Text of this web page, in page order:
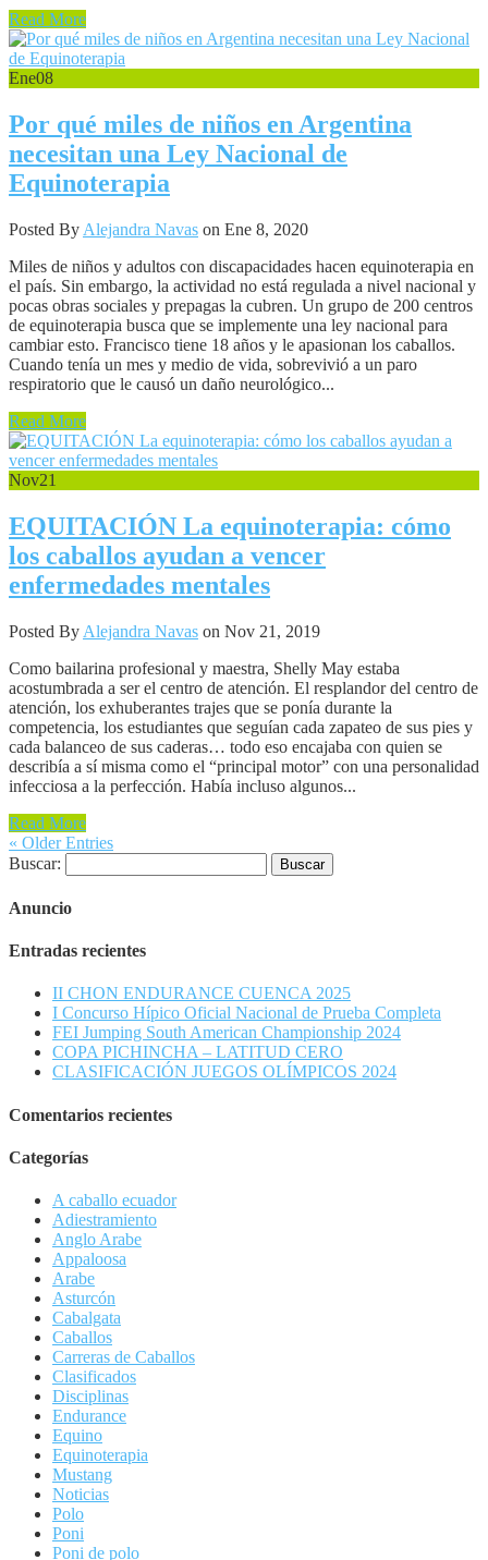
Read More
Ene08
Por qué miles de niños en Argentina
necesitan una Ley Nacional de
Equinoterapia
Posted By Alejandra Navas on Ene 8, 2020
Miles de niños y adultos con discapacidades hacen equinoterapia en
el país. Sin embargo, la actividad no está regulada a nivel nacional y
pocas obras sociales y prepagas la cubren. Un grupo de 200 centros
de equinoterapia busca que se implemente una ley nacional para
cambiar esto. Francisco tiene 18 años y le apasionan los caballos.
Cuando tenía un mes y medio de vida, sobrevivió a un paro
respiratorio que le causó un daño neurológico...
Read More
Nov21
EQUITACIÓN La equinoterapia: cómo
los caballos ayudan a vencer
enfermedades mentales
Posted By Alejandra Navas on Nov 21, 2019
Como bailarina profesional y maestra, Shelly May estaba
acostumbrada a ser el centro de atención. El resplandor del centro de
atención, los exhuberantes trajes que se ponía durante la
competencia, los estudiantes que seguían cada zapateo de sus pies y
cada balanceo de sus caderas… todo eso encajaba con quien se
describía a sí misma como el “principal motor” con una personalidad
infecciosa a la perfección. Había incluso algunos...
Read More
« Older Entries
Buscar:
Anuncio
Entradas recientes
II CHON ENDURANCE CUENCA 2025
I Concurso Hípico Oficial Nacional de Prueba Completa
FEI Jumping South American Championship 2024
COPA PICHINCHA – LATITUD CERO
CLASIFICACIÓN JUEGOS OLÍMPICOS 2024
Comentarios recientes
Categorías
A caballo ecuador
Adiestramiento
Anglo Arabe
Appaloosa
Arabe
Asturcón
Cabalgata
Caballos
Carreras de Caballos
Clasificados
Disciplinas
Endurance
Equino
Equinoterapia
Mustang
Noticias
Polo
Poni
Poni de polo